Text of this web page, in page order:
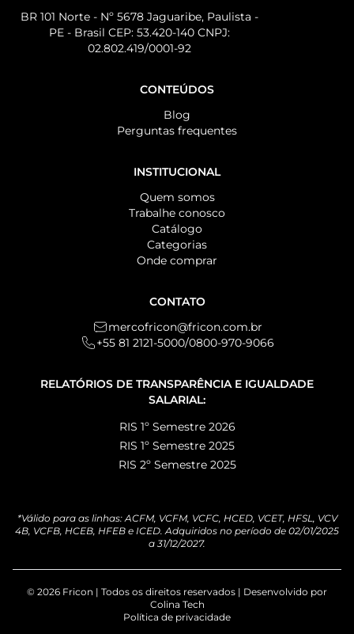
BR 101 Norte - Nº 5678 Jaguaribe, Paulista -
PE - Brasil CEP: 53.420-140 CNPJ:
02.802.419/0001-92
CONTEÚDOS
Blog
Perguntas frequentes
INSTITUCIONAL
Quem somos
Trabalhe conosco
Catálogo
Categorias
Onde comprar
CONTATO
mercofricon@fricon.com.br
+55 81 2121-5000/0800-970-9066
RELATÓRIOS DE TRANSPARÊNCIA E IGUALDADE
SALARIAL:
RIS 1º Semestre 2026
RIS 1º Semestre 2025
RIS 2º Semestre 2025
*Válido para as linhas: ACFM, VCFM, VCFC, HCED, VCET, HFSL, VCV
4B, VCFB, HCEB, HFEB e ICED. Adquiridos no período de 02/01/2025
a 31/12/2027.
© 2026 Fricon | Todos os direitos reservados | Desenvolvido por
Colina Tech
Política de privacidade